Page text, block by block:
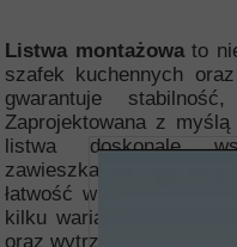
Listwa montażowato
szafek kuchennych
gwarantuje
Zaprojektowana z
listwa doskonale
zawieszkami,
łatwość w
kilku wariantach, które
oraz wytrzymałość do